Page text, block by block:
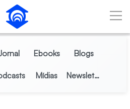
Ebooks Blogs
Mídias Newsletter